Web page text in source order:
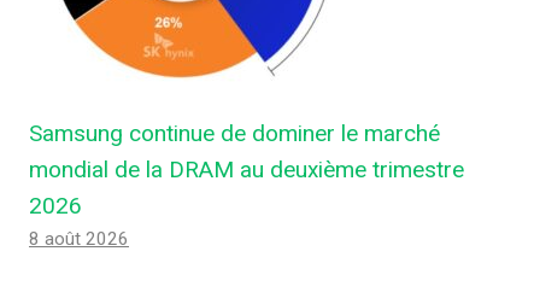
Samsung continue de dominer le marché
mondial de la DRAM au deuxième trimestre
2026
8 août 2026